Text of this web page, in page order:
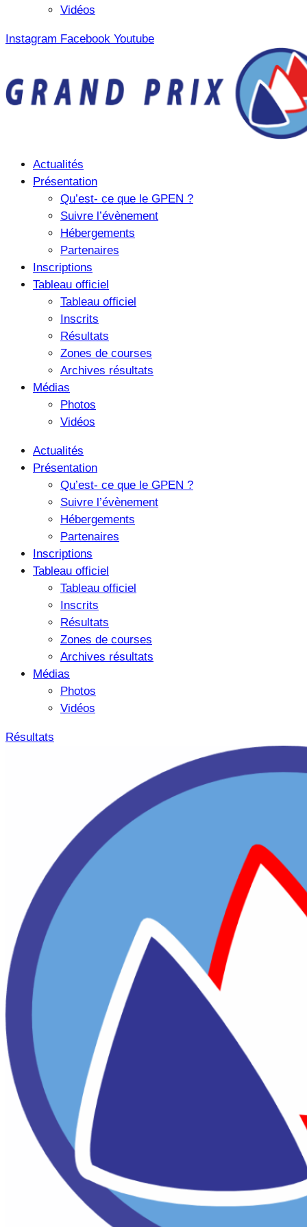
Vidéos
Instagram Facebook Youtube
Actualités
Présentation
Qu’est- ce que le GPEN ?
Suivre l’évènement
Hébergements
Partenaires
Inscriptions
Tableau officiel
Tableau officiel
Inscrits
Résultats
Zones de courses
Archives résultats
Médias
Photos
Vidéos
Actualités
Présentation
Qu’est- ce que le GPEN ?
Suivre l’évènement
Hébergements
Partenaires
Inscriptions
Tableau officiel
Tableau officiel
Inscrits
Résultats
Zones de courses
Archives résultats
Médias
Photos
Vidéos
Résultats